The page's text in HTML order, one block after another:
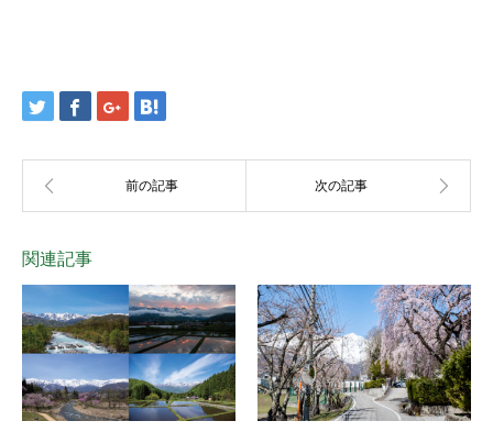
関連記事